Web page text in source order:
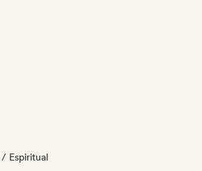
Espiritual